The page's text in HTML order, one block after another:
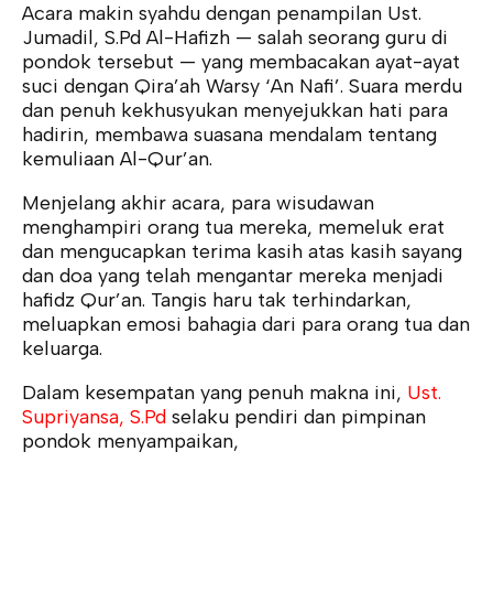
Acara makin syahdu dengan penampilan Ust.
Jumadil, S.Pd Al-Hafizh — salah seorang guru di
pondok tersebut — yang membacakan ayat-ayat
suci dengan Qira’ah Warsy ‘An Nafi’. Suara merdu
dan penuh kekhusyukan menyejukkan hati para
hadirin, membawa suasana mendalam tentang
kemuliaan Al-Qur’an.
Menjelang akhir acara, para wisudawan
menghampiri orang tua mereka, memeluk erat
dan mengucapkan terima kasih atas kasih sayang
dan doa yang telah mengantar mereka menjadi
hafidz Qur’an. Tangis haru tak terhindarkan,
meluapkan emosi bahagia dari para orang tua dan
keluarga.
Dalam kesempatan yang penuh makna ini, Ust.
Supriyansa, S.Pd selaku pendiri dan pimpinan
pondok menyampaikan,